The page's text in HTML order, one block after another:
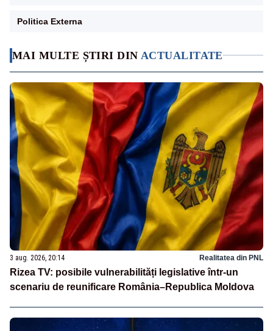
MAI MULTE ȘTIRI DIN ACTUALITATE
3 aug. 2026, 20:14 Realitatea din PNL
Rizea TV: posibile vulnerabilități legislative într-un
scenariu de reunificare România–Republica Moldova
Politica Externa